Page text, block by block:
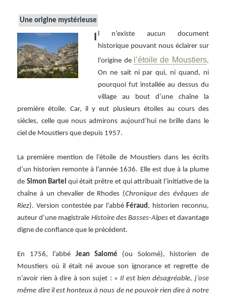
Une origine mystérieuse
I
l n’existe aucun document
historique pouvant nous éclairer sur
l’origine de l’étoile de Moustiers.
On ne sait ni par qui, ni quand, ni
pourquoi fut installée au dessus du
village au bout d’une chaîne la
première étoile. Car, il y eut plusieurs étoiles au cours des
siècles, celle que nous admirons aujourd’hui ne brille dans le
ciel de Moustiers que depuis 1957.
La première mention de l’étoile de Moustiers dans les écrits
d’un historien remonte à l’année 1636. Elle est due à la plume
de Simon Bartel qui était prêtre et qui attribuait l’initiative de la
chaîne à un chevalier de Rhodes (Chronique des évêques de
Riez). Version contestée par l’abbé Féraud , historien reconnu,
auteur d’une magistrale Histoire des Basses-Alpeset davantage
digne de confiance que le précédent.
En 1756, l’abbé Jean Salomé (ou Solomé), historien de
Moustiers où il était né avoue son ignorance et regrette de
n’avoir rien à dire à son sujet : « Il est bien désagréable, j’ose
même dire il est honteux à nous de ne pouvoir rien dire à notre